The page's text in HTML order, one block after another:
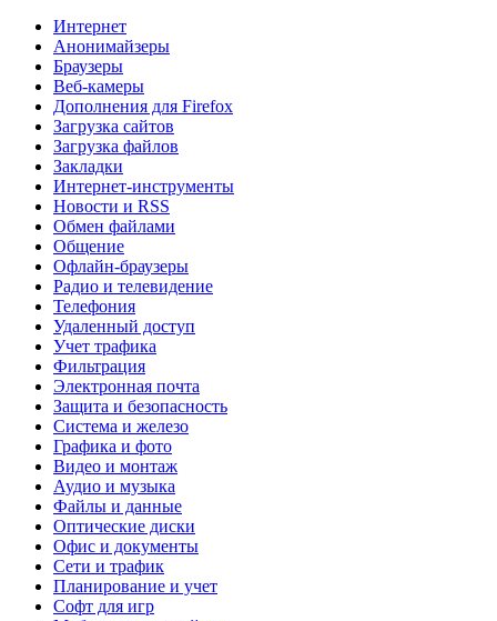
Интернет
Анонимайзеры
Браузеры
Веб-камеры
Дополнения для Firefox
Загрузка сайтов
Загрузка файлов
Закладки
Интернет-инструменты
Новости и RSS
Обмен файлами
Общение
Офлайн-браузеры
Радио и телевидение
Телефония
Удаленный доступ
Учет трафика
Фильтрация
Электронная почта
Защита и безопасность
Система и железо
Графика и фото
Видео и монтаж
Аудио и музыка
Файлы и данные
Оптические диски
Офис и документы
Сети и трафик
Планирование и учет
Софт для игр